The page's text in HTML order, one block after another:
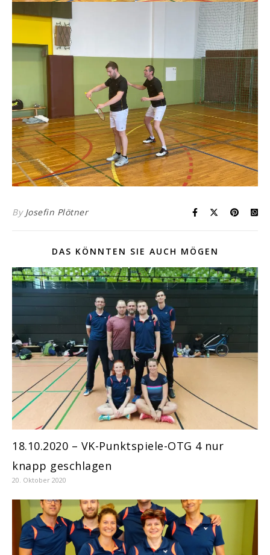
By Josefin Plötner
DAS KÖNNTEN SIE AUCH MÖGEN
18.10.2020 – VK-Punktspiele-OTG 4 nur
knapp geschlagen
20. Oktober 2020